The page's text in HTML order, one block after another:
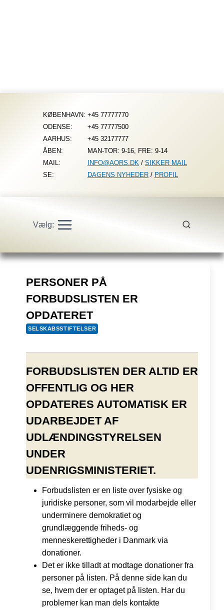
KØBENHAVN: +45 77777770
ODENSE:
+45 77777500
AARHUS:
+45 32177777
ÅBEN:
MAN-TOR: 9-16, FRE: 9-14
MAIL:
INFO@AORS.DK / SIKKER MAIL
SE:
DAGENS NYHEDER / PROFIL
Vælg:
PERSONER PÅ
FORBUDSLISTEN ER
OPDATERET
SELSKABSSTIFTELSER
FORBUDSLISTEN DER ALTID ER
OFFENTLIG OG HER
OPDATERES AUTOMATISK ER
UDARBEJDET AF
UDLÆNDINGSTYRELSEN
UNDER
UDENRIGSMINISTERIET.
Forbudslisten er en liste over fysiske og
juridiske personer, som vil modarbejde eller
underminere demokratiet og
grundlæggende friheds- og
menneskerettigheder i Danmark via
donationer.
Det er ikke tilladt at modtage donationer fra
personer på listen. På denne side kan du
se, hvem der er optaget på listen. Har du
problemer kan man dels kontakte